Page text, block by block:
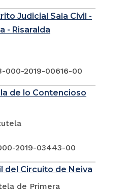
Judicial Sala Civil -
- Risaralda
000-2019-00616-00
de lo Contencioso
2019-03443-00
del Circuito de Neiva
de Primera